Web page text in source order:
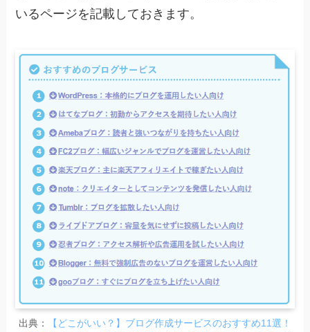
いるページを記載しておきます。
出典：
【どこがいい？】ブログ作成サービスのおすすめ11選！